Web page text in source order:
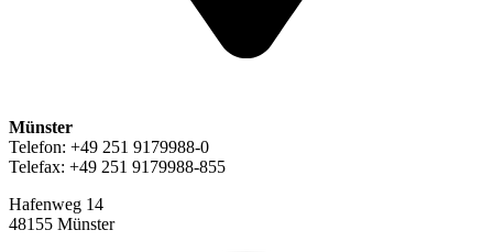
Münster
Telefon: +49 251 9179988-0
Telefax: +49 251 9179988-855
Hafenweg 14
48155 Münster